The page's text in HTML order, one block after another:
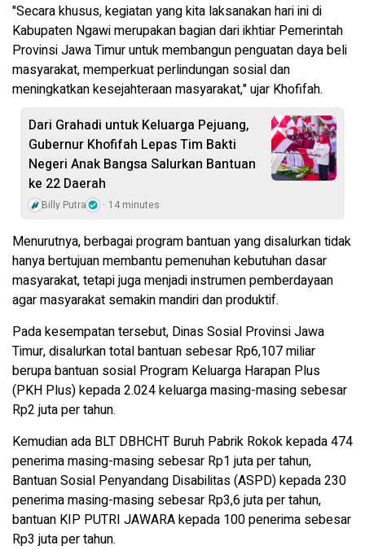
"Secara khusus, kegiatan yang kita laksanakan hari ini di
Kabupaten Ngawi merupakan bagian dari ikhtiar Pemerintah
Provinsi Jawa Timur untuk membangun penguatan daya beli
masyarakat, memperkuat perlindungan sosial dan
meningkatkan kesejahteraan masyarakat," ujar Khofifah.
Dari Grahadi untuk Keluarga Pejuang,
Gubernur Khofifah Lepas Tim Bakti
Negeri Anak Bangsa Salurkan Bantuan
ke 22 Daerah
Billy Putra 14 minutes
Menurutnya, berbagai program bantuan yang disalurkan tidak
hanya bertujuan membantu pemenuhan kebutuhan dasar
masyarakat, tetapi juga menjadi instrumen pemberdayaan
agar masyarakat semakin mandiri dan produktif.
Pada kesempatan tersebut, Dinas Sosial Provinsi Jawa
Timur, disalurkan total bantuan sebesar Rp6,107 miliar
berupa bantuan sosial Program Keluarga Harapan Plus
(PKH Plus) kepada 2.024 keluarga masing-masing sebesar
Rp2 juta per tahun.
Kemudian ada BLT DBHCHT Buruh Pabrik Rokok kepada 474
penerima masing-masing sebesar Rp1 juta per tahun,
Bantuan Sosial Penyandang Disabilitas (ASPD) kepada 230
penerima masing-masing sebesar Rp3,6 juta per tahun,
bantuan KIP PUTRI JAWARA kepada 100 penerima sebesar
Rp3 juta per tahun.